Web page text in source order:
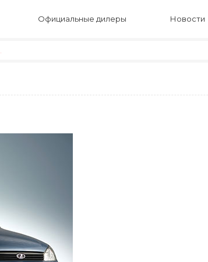
Официальные дилеры Новости